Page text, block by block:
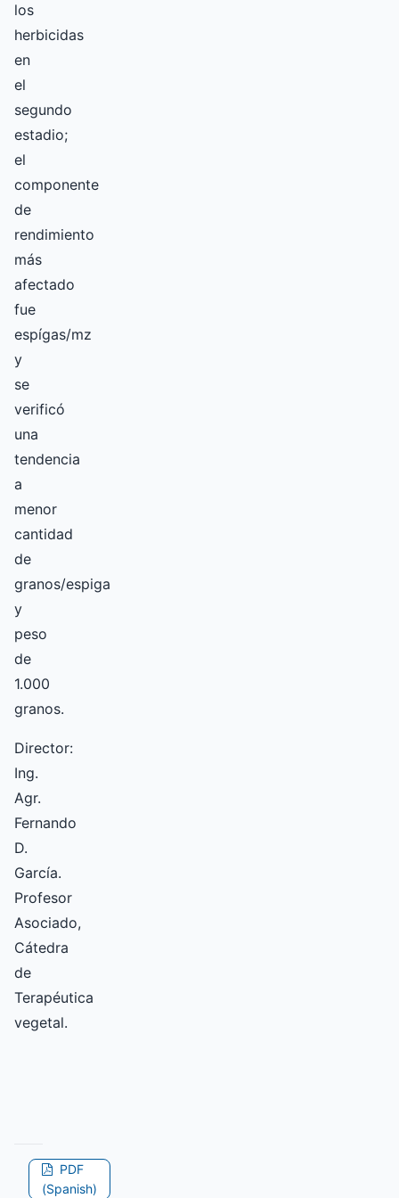
los
herbicidas
en
el
segundo
estadio;
el
componente
de
rendimiento
más
afectado
fue
espígas/mz
y
se
verificó
una
tendencia
a
menor
cantidad
de
granos/espiga
y
peso
de
1.000
granos.
Director:
Ing.
Agr.
Fernando
D.
García.
Profesor
Asociado,
Cátedra
de
Terapéutica
vegetal.
PDF
(Spanish)